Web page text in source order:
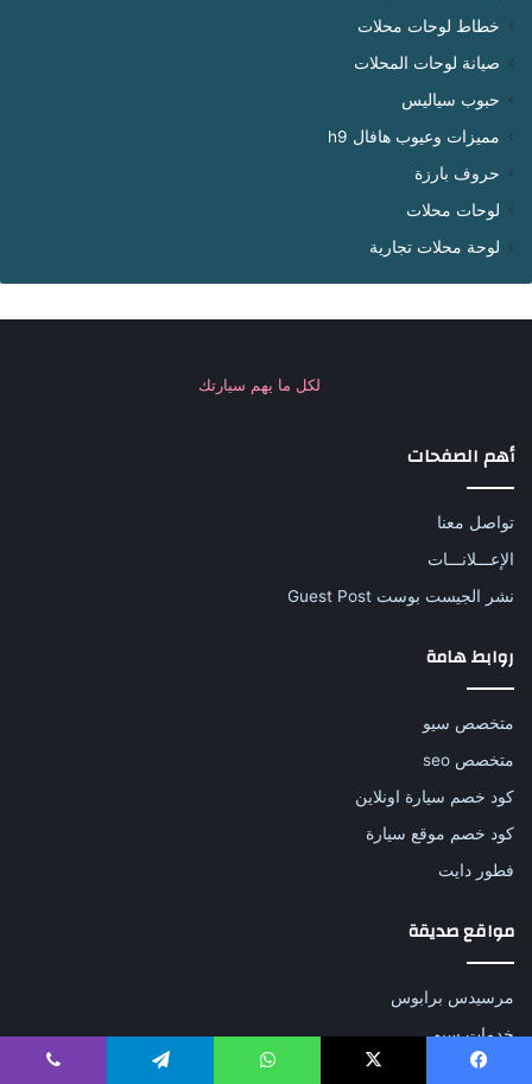
خطاط لوحات محلات
صيانة لوحات المحلات
حبوب سياليس
مميزات وعيوب هافال h9
حروف بارزة
لوحات محلات
لوحة محلات تجارية
لكل ما يهم سيارتك
أهم الصفحات
تواصل معنا
الإعـــلانـــات
نشر الجيست بوست Guest Post
روابط هامة
متخصص سيو
متخصص seo
كود خصم سيارة اونلاين
كود خصم موقع سيارة
فطور دايت
مواقع صديقة
مرسيدس برابوس
خدمات سيو
شركة سيو